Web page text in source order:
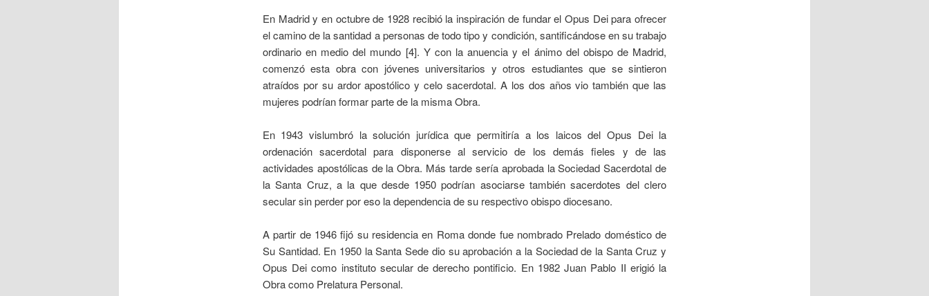
En Madrid y en octubre de 1928 recibió la inspiración de fundar el Opus Dei para ofrecer
el camino de la santidad a personas de todo tipo y condición, santificándose en su trabajo
ordinario en medio del mundo [4]. Y con la anuencia y el ánimo del obispo de Madrid,
comenzó esta obra con jóvenes universitarios y otros estudiantes que se sintieron
atraídos por su ardor apostólico y celo sacerdotal. A los dos años vio también que las
mujeres podrían formar parte de la misma Obra.
En 1943 vislumbró la solución jurídica que permitiría a los laicos del Opus Dei la
ordenación sacerdotal para disponerse al servicio de los demás fieles y de las
actividades apostólicas de la Obra. Más tarde sería aprobada la Sociedad Sacerdotal de
la Santa Cruz, a la que desde 1950 podrían asociarse también sacerdotes del clero
secular sin perder por eso la dependencia de su respectivo obispo diocesano.
A partir de 1946 fijó su residencia en Roma donde fue nombrado Prelado doméstico de
Su Santidad. En 1950 la Santa Sede dio su aprobación a la Sociedad de la Santa Cruz y
Opus Dei como instituto secular de derecho pontificio. En 1982 Juan Pablo II erigió la
Obra como Prelatura Personal.